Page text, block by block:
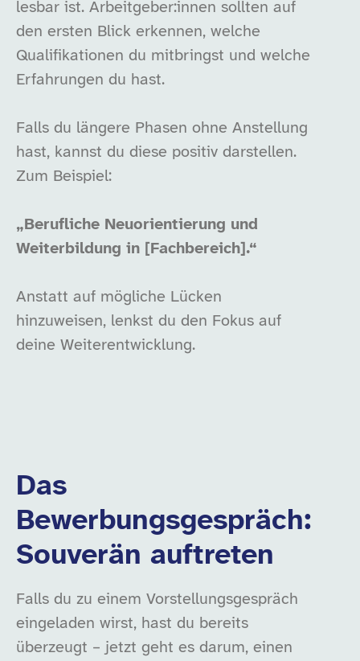
lesbar ist. Arbeitgeber:innen sollten auf
den ersten Blick erkennen, welche
Qualifikationen du mitbringst und welche
Erfahrungen du hast.
Falls du längere Phasen ohne Anstellung
hast, kannst du diese positiv darstellen.
Zum Beispiel:
„Berufliche Neuorientierung und
Weiterbildung in [Fachbereich].“
Anstatt auf mögliche Lücken
hinzuweisen, lenkst du den Fokus auf
deine Weiterentwicklung.
Das
Bewerbungsgespräch:
Souverän auftreten
Falls du zu einem Vorstellungsgespräch
eingeladen wirst, hast du bereits
überzeugt – jetzt geht es darum, einen